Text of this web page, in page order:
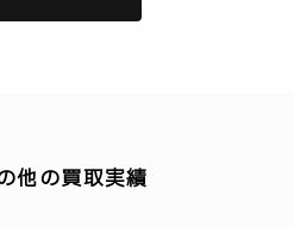
他の買取実績